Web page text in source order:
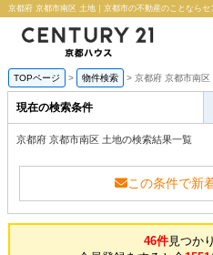
京都府 京都市南区 土地｜京都市の不動産のことならセ
TOPページ 物件検索 京都府 京都市南区
現在の検索条件
京都府 京都市南区 土地の検索結果一覧
この条件で新
46件見つか